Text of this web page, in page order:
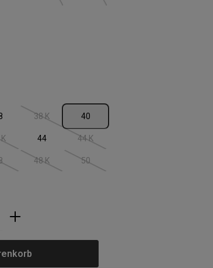
verfügbar.)
verfügbar.)
zurzeit nicht verfügbar.)
38 K(Diese Option ist zurzeit nicht verfügbar.)
40
Option ist zurzeit nicht verfügbar.)
44 44 K(Diese Option ist zurzeit nicht
verfügbar.)
Option ist zurzeit nicht verfügbar.)
48 K(Diese Option ist zurzeit nicht verfügbar.)
50(Diese Option ist zurzeit nicht
zurzeit nicht verfügbar.)
den gewünschten Wert ein